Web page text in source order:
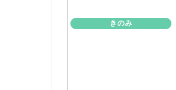
きのみ